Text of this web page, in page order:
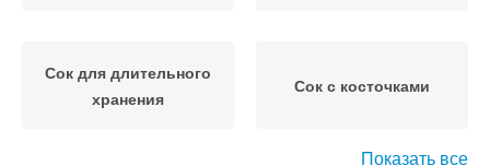
Сок для длительного
хранения
Сок с косточками
Показать все